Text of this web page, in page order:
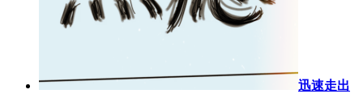
迅速走出